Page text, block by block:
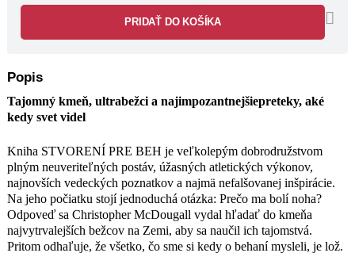
Medených kaňonov, odrezaní od sveta
tým najdrsnejším terénom Severnej
Ameriky, a strážia zabudnuté umenie.
po olympijského maratónca. A pritom
nadprirodzeným zdravím a pokojom,
vďaka čomu sú Tarahumarovia imúnni
proti chorobám a konfliktom, ktoré
sužujú moderné civilizácie. Pomocou
Caballa Blanca, záhadného samotára
žijúceho s Indiánmi, neodhalil autor len
tajomstvá Tarahumarov. Aj vo svojom
PRIDAŤ DO KOŠÍKA
Popis
Tajomný kmeň, ultrabežci a najimpozantnejšiepreteky, aké
kedy svet videl
Kniha STVORENÍ PRE BEH je veľkolepým dobrodružstvom
plným neuveriteľných postáv, úžasných atletických výkonov,
najnovších vedeckých poznatkov a najmä nefalšovanej inšpirácie.
Na jeho počiatku stojí jednoduchá otázka: Prečo ma bolí noha?
Odpoveď sa Christopher McDougall vydal hľadať do kmeňa
najvytrvalejších bežcov na Zemi, aby sa naučil ich tajomstvá.
Pritom odhaľuje, že všetko, čo sme si kedy o behaní mysleli, je lož.